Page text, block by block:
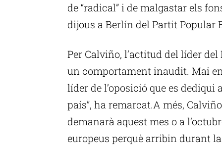
de “radical” i de malgastar els
dijous a Berlín del Partit Popular
Per Calviño, l’actitud del líder del
un comportament inaudit. Mai
líder de l’oposició que es
país”, ha remarcat.A més,
demanarà aquest mes o a
europeus perquè arribin durant